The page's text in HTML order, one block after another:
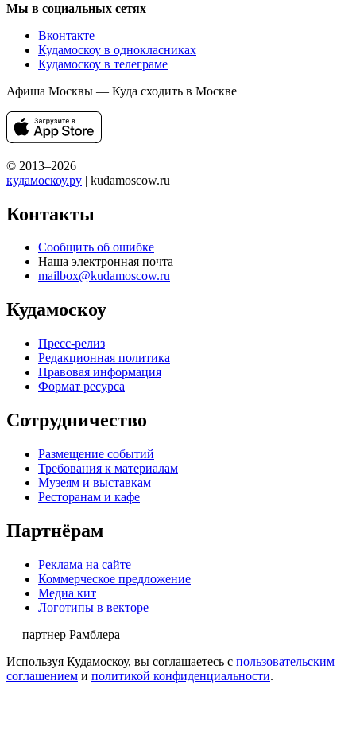
Мы в социальных сетях
Вконтакте
Кудамоскоу в однокласниках
Кудамоскоу в телеграме
Афиша Москвы — Куда сходить в Москве
© 2013–2026
кудамоскоу.ру | kudamoscow.ru
Контакты
Сообщить об ошибке
Наша электронная почта
mailbox@kudamoscow.ru
Кудамоскоу
Пресс-релиз
Редакционная политика
Правовая информация
Формат ресурса
Сотрудничество
Размещение событий
Требования к материалам
Музеям и выставкам
Ресторанам и кафе
Партнёрам
Реклама на сайте
Коммерческое предложение
Медиа кит
Логотипы в векторе
— партнер Рамблера
Используя Кудамоскоу, вы соглашаетесь с пользовательским
соглашением и политикой конфиденциальности.